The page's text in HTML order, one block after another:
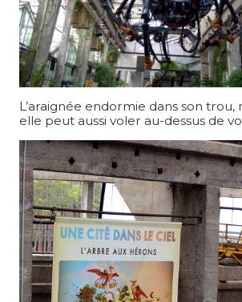
L’araignée endormie dans son trou,
elle peut aussi voler au-dessus de